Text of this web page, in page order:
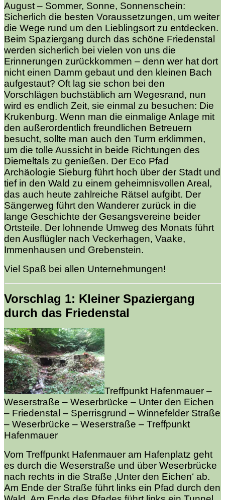
August – Sommer, Sonne, Sonnenschein:
Sicherlich die besten Voraussetzungen, um weiter
die Wege rund um den Lieblingsort zu entdecken.
Beim Spaziergang durch das schöne Friedenstal
werden sicherlich bei vielen von uns die
Erinnerungen zurückkommen – denn wer hat dort
nicht einen Damm gebaut und den kleinen Bach
aufgestaut? Oft lag sie schon bei den
Vorschlägen buchstäblich am Wegesrand, nun
wird es endlich Zeit, sie einmal zu besuchen: Die
Krukenburg. Wenn man die einmalige Anlage mit
den außerordentlich freundlichen Betreuern
besucht, sollte man auch den Turm erklimmen,
um die tolle Aussicht in beide Richtungen des
Diemeltals zu genießen. Der Eco Pfad
Archäologie Sieburg führt hoch über der Stadt und
tief in den Wald zu einem geheimnisvollen Areal,
das auch heute zahlreiche Rätsel aufgibt. Der
Sängerweg führt den Wanderer zurück in die
lange Geschichte der Gesangsvereine beider
Ortsteile. Der lohnende Umweg des Monats führt
den Ausflügler nach Veckerhagen, Vaake,
Immenhausen und Grebenstein.
Viel Spaß bei allen Unternehmungen!
Vorschlag 1: Kleiner Spaziergang
durch das Friedenstal
Treffpunkt Hafenmauer –
Weserstraße – Weserbrücke – Unter den Eichen
– Friedenstal – Sperrisgrund – Winnefelder Straße
– Weserbrücke – Weserstraße – Treffpunkt
Hafenmauer
Vom Treffpunkt Hafenmauer am Hafenplatz geht
es durch die Weserstraße und über Weserbrücke
nach rechts in die Straße ‚Unter den Eichen‘ ab.
Am Ende der Straße führt links ein Pfad durch den